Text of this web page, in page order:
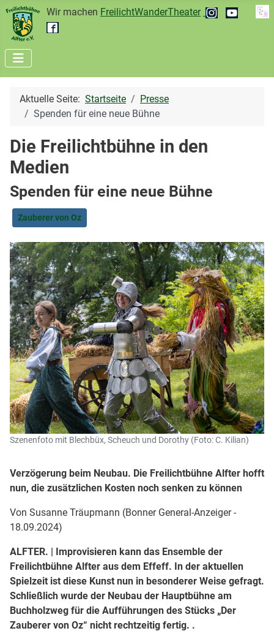
Wir machen FreilichtWanderTheater
Aktuelle Seite: Startseite
Presse
Spenden für eine neue Bühne
Die Freilichtbühne in den
Medien
Spenden für eine neue Bühne
Zauberer von Oz
Szenenfoto mit Blechbüx, Scheuch und Dorothy (Foto: C. Kilian)
Verzögerung beim Neubau. Die Freilichtbühne Alfter hofft
nun, die zusätzlichen Kosten noch senken zu können
Von Susanne Träupmann (Bonner General-Anzeiger -
18.09.2024)
ALFTER. | Improvisieren kann das Ensemble der
Freilichtbühne Alfter aus dem Effeff. In der aktuellen
Spielzeit ist diese Kunst nun in besonderer Weise gefragt.
Schließlich wurde der Neubau der Hauptbühne am
Buchholzweg für die Aufführungen des Stücks „Der
Zauberer von Oz“ nicht rechtzeitig fertig. .